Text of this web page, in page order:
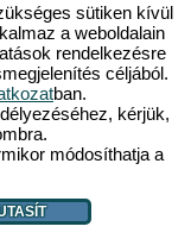
|
| Ami rád vár...|
|Szabályzat|Fórum|
Play|App Store
kezelése
sütiken kívül
a weboldalain
rendelkezésre
céljából.
ban.
kérjük,
módosíthatja a